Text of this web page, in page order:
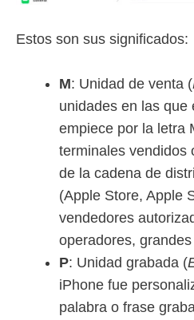
Estos son sus significados:
M: Unidad de venta (
unidades en las que
empiece por la letra
terminales vendidos
de la cadena de
(Apple Store, Apple
vendedores
operadores,
P: Unidad grabada (
iPhone fue
palabra o frase